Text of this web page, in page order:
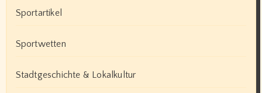
Sportartikel
Sportwetten
Stadtgeschichte & Lokalkultur